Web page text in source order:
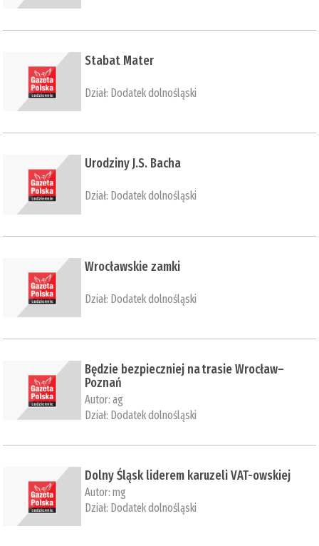
​Stabat Mater
Dział: Dodatek dolnośląski
​Urodziny J.S. Bacha
Dział: Dodatek dolnośląski
​Wrocławskie zamki
Dział: Dodatek dolnośląski
Będzie bezpieczniej na trasie Wrocław–
Poznań
Autor:ag
Dział: Dodatek dolnośląski
Dolny Śląsk liderem karuzeli VAT-owskiej
Autor:mg
Dział: Dodatek dolnośląski